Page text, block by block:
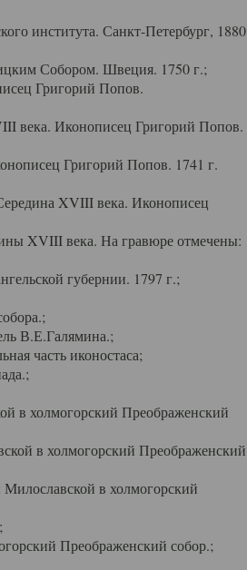
института. Санкт-Петербург, 1880
Собором. Швеция. 1750 г.;
Григорий Попов.
века. Иконописец Григорий Попов.
Григорий Попов. 1741 г.
XVIII века. Иконописец
XVIII века. На гравюре отмечены:
губернии. 1797 г.;
В.Е.Галямина.;
часть иконостаса;
в холмогорский Преображенский
в холмогорский Преображенский
в холмогорский
Преображенский собор.;